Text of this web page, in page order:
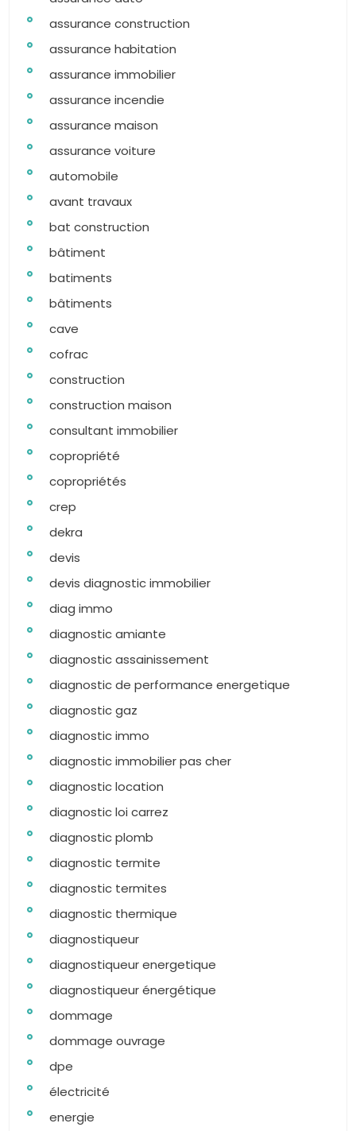
assurance construction
assurance habitation
assurance immobilier
assurance incendie
assurance maison
assurance voiture
automobile
avant travaux
bat construction
bâtiment
batiments
bâtiments
cave
cofrac
construction
construction maison
consultant immobilier
copropriété
copropriétés
crep
dekra
devis
devis diagnostic immobilier
diag immo
diagnostic amiante
diagnostic assainissement
diagnostic de performance energetique
diagnostic gaz
diagnostic immo
diagnostic immobilier pas cher
diagnostic location
diagnostic loi carrez
diagnostic plomb
diagnostic termite
diagnostic termites
diagnostic thermique
diagnostiqueur
diagnostiqueur energetique
diagnostiqueur énergétique
dommage
dommage ouvrage
dpe
électricité
energie